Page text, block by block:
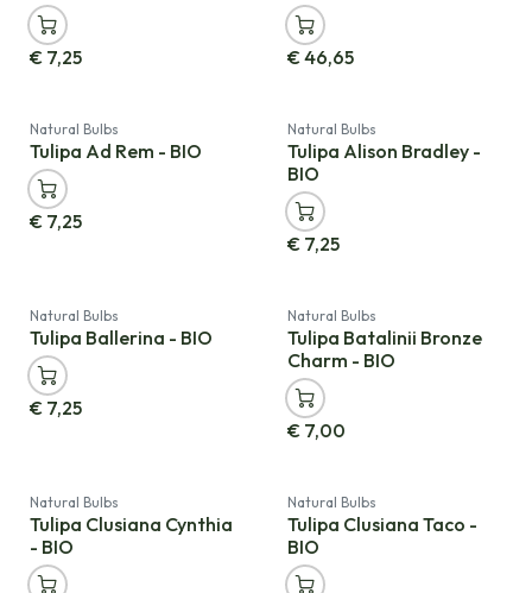
€ 7,25 €46,65
Natural Bulbs
Tulipa Ad Rem - BIO
€ 7,25
Neu!
Natural Bulbs
Tulipa Alison Bradley -
BIO
€ 7,25
Natural Bulbs
Tulipa Ballerina - BIO
€ 7,25
Natural Bulbs
Tulipa Batalinii Bronze
Charm - BIO
€ 7,00
Natural Bulbs
Tulipa Clusiana Cynthia
- BIO
Natural Bulbs
Tulipa Clusiana Taco -
BIO